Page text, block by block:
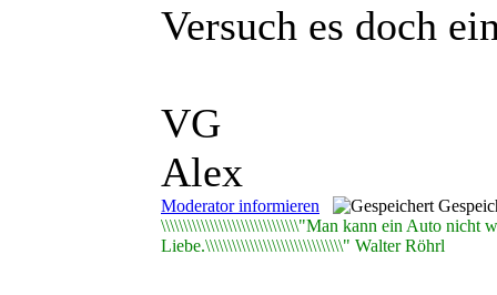
Versuch es doch
VG
Alex
Moderator informieren
\\\\\\\\\\\\\\\\\\\\\\\\\\\\\\\"Man kann ein Auto nicht
Liebe.\\\\\\\\\\\\\\\\\\\\\\\\\\\\\\\" Walter Röhrl